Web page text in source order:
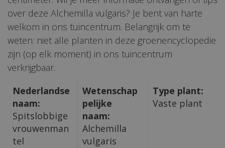
over deze Alchemilla vulgaris? Je bent van harte
welkom in ons tuincentrum. Belangrijk om te
weten: niet alle planten in deze groenencyclopedie
zijn (op elk moment) in ons tuincentrum
verkrijgbaar.
Nederlandse
naam:
Spitslobbige
vrouwenman
tel
Wetenschap
pelijke
naam:
Alchemilla
vulgaris
Type plant:
Vaste plant